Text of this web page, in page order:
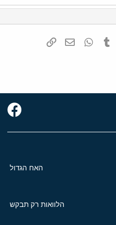
Pinterest
Tumblr
WhatsAppדואר אלקטרוני
האח הגדול
הלוואות רק תבקש